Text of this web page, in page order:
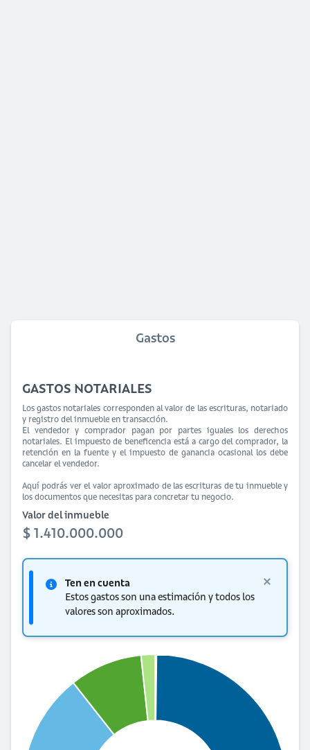
Gastos
GASTOS NOTARIALES
Los gastos notariales corresponden al valor de las escrituras, notariado
y registro del inmueble en transacción.
El vendedor y comprador pagan por partes iguales los derechos
notariales. El impuesto de beneficencia está a cargo del comprador, la
retención en la fuente y el impuesto de ganancia ocasional los debe
cancelar el vendedor.
Aquí podrás ver el valor aproximado de las escrituras de tu inmueble y
los documentos que necesitas para concretar tu negocio.
Valor del inmueble
$ 1.410.000.000
Ten en cuenta
Estos gastos son una estimación y todos los
valores son aproximados.